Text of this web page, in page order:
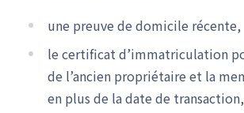
une preuve de domicile récente,
le certificat d’immatriculation
de l’ancien propriétaire et la
en plus de la date de transaction,